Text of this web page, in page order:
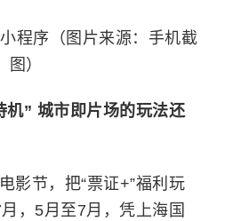
程序（图片来源：手机截
图）
机” 城市即片场的玩法还
影节，把“票证+”福利玩
，5月至7月，凭上海国